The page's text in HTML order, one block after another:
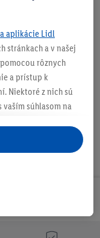
aplikácie Lidl
stránkach a v našej
rôznych
a prístup k
Niektoré z nich sú
súhlasom na
aj mimo nich. Ak
účely sa spracúvajú
prihlásite do svojho